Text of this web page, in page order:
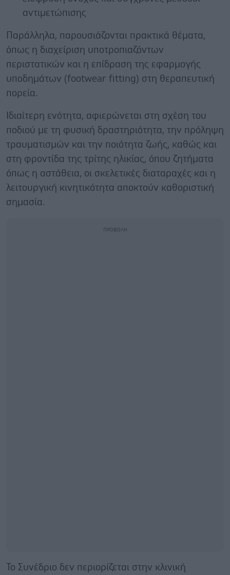
αντιμετώπισης
Παράλληλα, παρουσιάζονται πρακτικά θέματα,
όπως η διαχείριση υποτροπιαζόντων
περιστατικών και η επίδραση της εφαρμογής
υποδημάτων (footwear fitting) στη θεραπευτική
πορεία.
Ιδιαίτερη ενότητα, αφιερώνεται στη σχέση του
ποδιού με τη φυσική δραστηριότητα, την πρόληψη
τραυματισμών και την ποιότητα ζωής, καθώς και
στη φροντίδα της τρίτης ηλικίας, όπου ζητήματα
όπως η αστάθεια, οι σκελετικές διαταραχές και η
λειτουργική κινητικότητα αποκτούν καθοριστική
σημασία.
Το Συνέδριο δεν περιορίζεται στην κλινική